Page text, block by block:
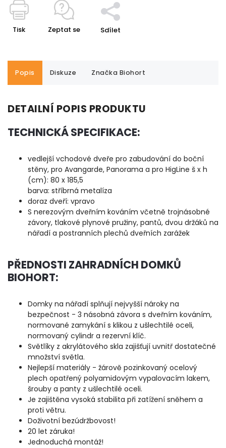
Tisk Zeptat se Sdílet
Popis Diskuze Značka Biohort
DETAILNÍ POPIS PRODUKTU
TECHNICKÁ SPECIFIKACE:
vedlejší vchodové dveře pro zabudování do boční
stěny, pro Avangarde, Panorama a pro HigLine š x h
(cm): 80 x 185,5
barva: stříbrná metalíza
doraz dveří: vpravo
S nerezovým dveřním kováním včetně trojnásobné
závory, tlakové plynové pružiny, pantů, dvou držáků na
nářadí a postranních plechů dveřních zarážek
PŘEDNOSTI ZAHRADNÍCH DOMKŮ
BIOHORT:
Domky na nářadí splňují nejvyšší nároky na
bezpečnost - 3 násobná závora s dveřním kováním,
normované zamykání s klikou z ušlechtilé oceli,
normovaný cylindr a rezervní klíč.
Světlíky z akrylátového skla zajišťují uvnitř dostatečné
množství světla.
Nejlepší materiály - žárově pozinkovaný ocelový
plech opatřený polyamidovým vypalovacím lakem,
šrouby a panty z ušlechtilé oceli.
Je zajištěna vysoká stabilita při zatížení sněhem a
proti větru.
Doživotní bezúdržbovost!
20 let záruka!
Jednoduchá montáž!